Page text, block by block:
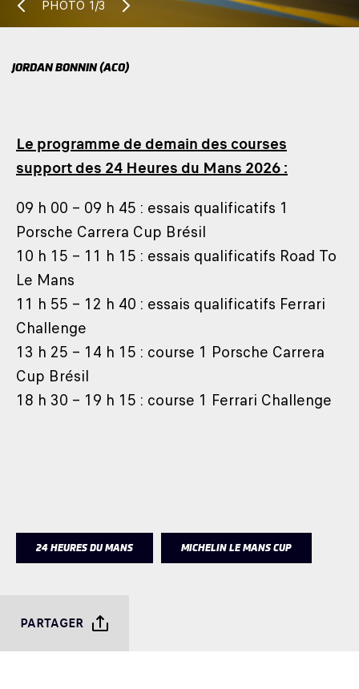
PHOTO 1/3
JORDAN BONNIN (ACO)
Le programme de demain des courses
support des 24 Heures du Mans 2026 :
09 h 00 – 09 h 45 : essais qualificatifs 1
Porsche Carrera Cup Brésil
10 h 15 – 11 h 15 : essais qualificatifs Road To
Le Mans
11 h 55 – 12 h 40 : essais qualificatifs Ferrari
Challenge
13 h 25 – 14 h 15 : course 1 Porsche Carrera
Cup Brésil
18 h 30 – 19 h 15 : course 1 Ferrari Challenge
24 HEURES DU MANS MICHELIN LE MANS CUP
PARTAGER